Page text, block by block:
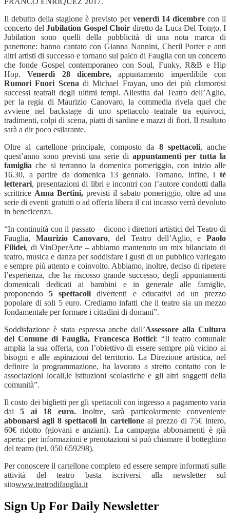
Il debutto della stagione è previsto per venerdì 14 dicembrecon il
concerto del Jubilation Gospel Choir diretto da Luca Del Tongo. I
Jubilation sono quelli della pubblicità di una nota marca
di
panettone: hanno cantato con Gianna Nannini, Cheril Porter e anti
altri artisti di successo e tornano sul palco di Fauglia con un concerto
che fonde Gospel contemporaneo con Soul, Funky, R&B e Hip
Hop.Venerdì 28 dicembre, appuntamento imperdibile con
Rumori Fuori Scena di Michael Frayan, uno dei più clamorosi
successi teatrali degli ultimi tempi. Allestita dal Teatro dell’Aglio,
per la regia di Maurizio Canovaro, la commedia rivela quel che
avviene nel backstage di uno spettacolo teatrale tra equivoci,
tradimenti, colpi di scena, piatti di sardine e mazzi di fiori. Il risultato
sarà a dir poco esilarante.
Oltre al cartellone principale, composto da 8 spettacoli, anche
quest’anno sono previsti una serie di appuntamenti per tutta la
famiglia che si terranno la domenica pomeriggio, con inizio alle
16.30, a partire da domenica 13 gennaio. Tornano, infine, i tè
letterari, presentazioni di libri e incontri con l’autore condotti dalla
scrittrice Anna Bertini, previsti il sabato pomeriggio, oltre ad una
serie di eventi gratuiti o ad offerta libera il cui incasso verrà devoluto
in beneficenza.
“In continuità con il passato – dicono i direttori artistici del Teatro di
Fauglia, Maurizio Canovaro, del Teatro dell’Aglio, e Paolo
Filidei, di VinOperArte – abbiamo mantenuto un mix bilanciato di
teatro, musica e danza per soddisfare i gusti di un pubblico variegato
e sempre più attento e coinvolto. Abbiamo, inoltre, deciso di ripetere
l’esperienza, che ha riscosso grande successo, degli appuntamenti
domenicali dedicati ai bambini e in generale alle famiglie,
proponendo5 spettacoli divertenti e educativi ad un prezzo
popolare di soli 5 euro. Crediamo infatti che il teatro sia un mezzo
fondamentale per formare i cittadini di domani”.
Soddisfazione è stata espressa anche dall’Assessore alla Cultura
del Comune di Fauglia, Francesca Bottici: “Il teatro comunale
amplia la sua offerta, con l’obiettivo di essere sempre più vicino ai
bisogni e alle aspirazioni del territorio. La Direzione artistica, nel
definire la programmazione, ha lavorato a stretto contatto con le
associazioni locali,le istituzioni scolastiche e gli altri soggetti della
comunità”.
Il costo dei biglietti per gli spettacoli con ingresso a pagamento varia
dai5 ai 18 euro.Inoltre, sarà particolarmente conveniente
abbonarsi agli 8 spettacoli in cartelloneal prezzo di 75€ intero,
60€ ridotto (giovani e anziani). La campagna abbonamenti è già
aperta: per informazioni e prenotazioni si può chiamare il botteghino
del teatro (tel. 050 659298).
Per conoscere il cartellone completo ed essere sempre informati sulle
attività del teatro basta iscriversi alla newsletter sul
sitowww.teatrodifauglia.it
Sign Up For Daily Newsletter